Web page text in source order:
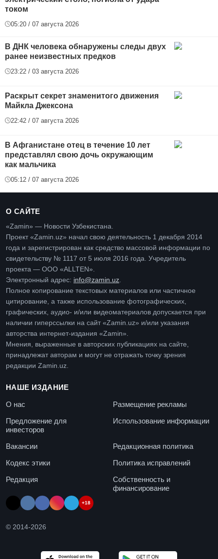
током
05:20 / 07 августа 2026
В ДНК человека обнаружены следы двух
ранее неизвестных предков
23:22 / 03 августа 2026
Раскрыт секрет знаменитого движения
Майкла Джексона
22:42 / 07 августа 2026
В Афганистане отец в течение 10 лет
представлял свою дочь окружающим
как мальчика
05:12 / 07 августа 2026
О САЙТЕ
«Zamin» — Новости Узбекистана.
Проект «Zamin.uz» начал свою деятельность 1 декабря 2014
года и зарегистрирован как средство массовой информации по
свидетельству № 1117 от 5 июля 2016 года. Учредитель
проекта — ООО «ALLTEN».
Электронный адрес: info@zamin.uz
Полное копирование текстовых материалов или частичное
цитирование, а также использование фотографических,
графических, аудио- и/или видеоматериалов допускается при
наличии гиперссылки на сайт «Zamin.uz» и/или указания
авторства интернет-издания «Zamin».
Мнения, выраженные в авторских публикациях на сайте,
принадлежат авторам и могут не отражать точку зрения
редакции Zamin.uz.
НАШЕ ИЗДАНИЕ
О нас
Размещение рекламы
Предложение для
инвесторов
Использование информации
Вакансии
Редакционная политика
Кодекс этики
Политика исправлений
Редакция
Собственность и
финансирование
+18
© 2014-2026